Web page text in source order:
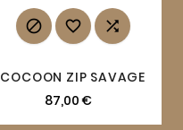
  
COCOON ZIP SAVAGE
87,00 €